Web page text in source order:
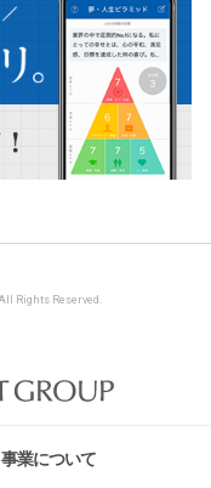
Rights Reserved.
業について